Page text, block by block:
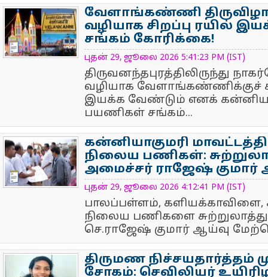
NewsIcon
வேளாங்கண்ணி
வழியாக சிறப்பு ரயில்
சங்கம் கோரிக்கை!
புதன் 29, ஜூலை 2026 5:41:23 PM (IST)
திருவனந்தபுரத்திலிருந்து
வழியாக வேளாங்கண்ணிக்குச்
இயக்க வேண்டும் எனக்
பயணிகள் சங்கம்...
NewsIcon
கன்னியாகுமரி
நிலைய பணிகள்:
அமைச்சர் ராஜேஷ் குமார்
புதன் 29, ஜூலை 2026 4:12:41 PM (IST)
பாலப்பள்ளம், களியக்காவிளை,
நிலைய பணிகளை
செ.ராஜேஷ் குமார் ஆய்வு
திருமண நிச்சயதார்த்தம்
சோகம்: செவிலியர்